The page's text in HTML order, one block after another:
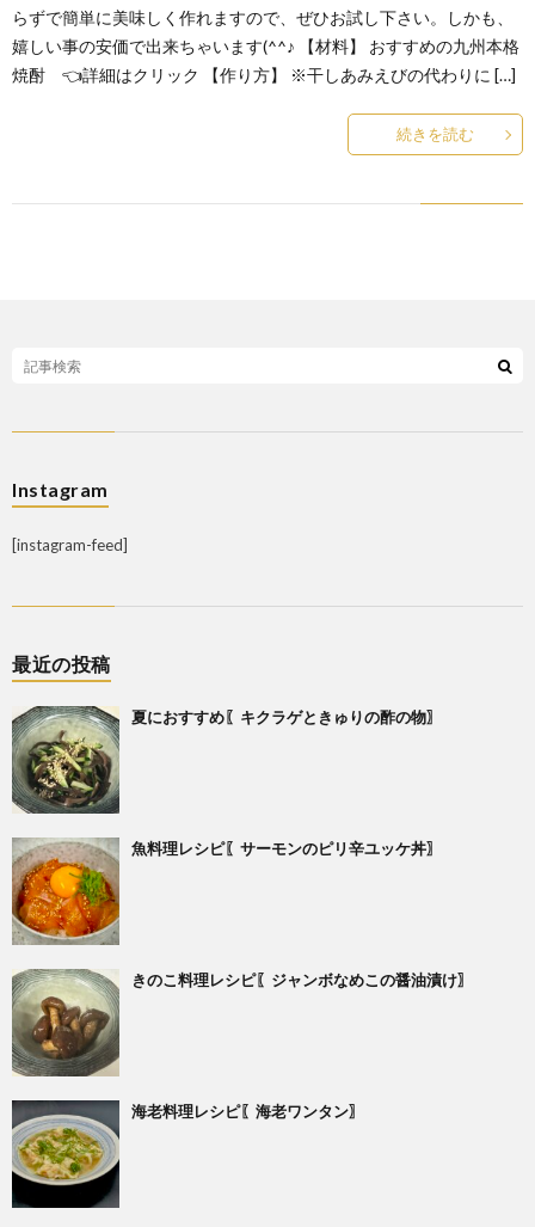
らずで簡単に美味しく作れますので、ぜひお試し下さい。しかも、
嬉しい事の安価で出来ちゃいます(^^♪ 【材料】 おすすめの九州本格
焼酎 👈詳細はクリック 【作り方】 ※干しあみえびの代わりに […]
続きを読む
Instagram
[instagram-feed]
最近の投稿
夏におすすめ〖キクラゲときゅりの酢の物〗
魚料理レシピ〖サーモンのピリ辛ユッケ丼〗
きのこ料理レシピ〖ジャンボなめこの醤油漬け〗
海老料理レシピ〖海老ワンタン〗